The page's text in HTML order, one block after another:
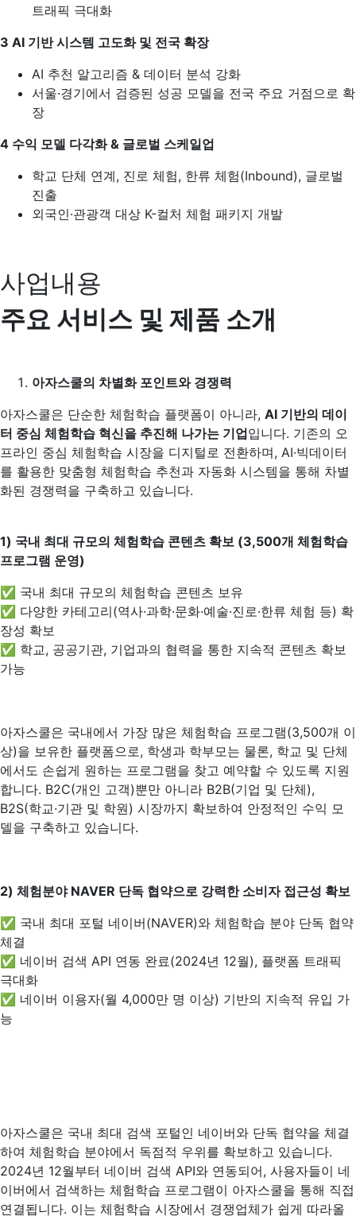
트래픽 극대화
3️ AI 기반 시스템 고도화 및 전국 확장
AI 추천 알고리즘 & 데이터 분석 강화
서울·경기에서 검증된 성공 모델을 전국 주요 거점으로 확
장
4️ 수익 모델 다각화 & 글로벌 스케일업
학교 단체 연계, 진로 체험, 한류 체험(Inbound), 글로벌
진출
외국인·관광객 대상 K-컬처 체험 패키지 개발
사업내용
주요 서비스 및 제품 소개
아자스쿨의 차별화 포인트와 경쟁력
아자스쿨은 단순한 체험학습 플랫폼이 아니라, AI 기반의 데이
터 중심 체험학습 혁신을 추진해 나가는 기업입니다. 기존의 오
프라인 중심 체험학습 시장을 디지털로 전환하며, AI·빅데이터
를 활용한 맞춤형 체험학습 추천과 자동화 시스템을 통해 차별
화된 경쟁력을 구축하고 있습니다.
1) 국내 최대 규모의 체험학습 콘텐츠 확보 (3,500개 체험학습
프로그램 운영)
✅ 국내 최대 규모의 체험학습 콘텐츠 보유
✅ 다양한 카테고리(역사·과학·문화·예술·진로·한류 체험 등) 확
장성 확보
✅ 학교, 공공기관, 기업과의 협력을 통한 지속적 콘텐츠 확보
가능
아자스쿨은 국내에서 가장 많은 체험학습 프로그램(3,500개 이
상)을 보유한 플랫폼으로, 학생과 학부모는 물론, 학교 및 단체
에서도 손쉽게 원하는 프로그램을 찾고 예약할 수 있도록 지원
합니다. B2C(개인 고객)뿐만 아니라 B2B(기업 및 단체),
B2S(학교·기관 및 학원) 시장까지 확보하여 안정적인 수익 모
델을 구축하고 있습니다.
2) 체험분야 NAVER 단독 협약으로 강력한 소비자 접근성 확보
✅ 국내 최대 포털 네이버(NAVER)와 체험학습 분야 단독 협약
체결
✅ 네이버 검색 API 연동 완료(2024년 12월), 플랫폼 트래픽
극대화
✅ 네이버 이용자(월 4,000만 명 이상) 기반의 지속적 유입 가
능
아자스쿨은 국내 최대 검색 포털인 네이버와 단독 협약을 체결
하여 체험학습 분야에서 독점적 우위를 확보하고 있습니다.
2024년 12월부터 네이버 검색 API와 연동되어, 사용자들이 네
이버에서 검색하는 체험학습 프로그램이 아자스쿨을 통해 직접
연결됩니다. 이는 체험학습 시장에서 경쟁업체가 쉽게 따라올